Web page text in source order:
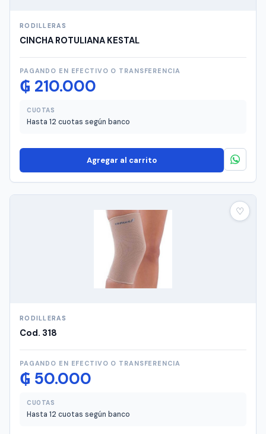
RODILLERAS
CINCHA ROTULIANA KESTAL
PAGANDO EN EFECTIVO O TRANSFERENCIA
₲ 210.000
CUOTAS
Hasta 12 cuotas según banco
Agregar al carrito
♡
RODILLERAS
Cod. 318
PAGANDO EN EFECTIVO O TRANSFERENCIA
₲ 50.000
CUOTAS
Hasta 12 cuotas según banco